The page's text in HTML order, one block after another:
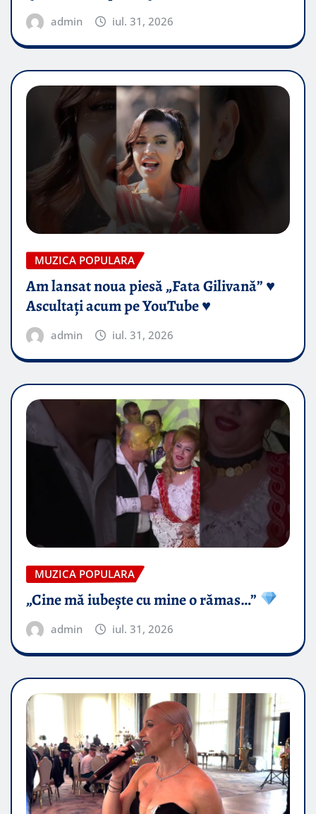
admin iul. 31, 2026
MUZICA POPULARA
Am lansat noua piesă „Fata Gilivană” ♥️
Ascultați acum pe YouTube ♥️
admin iul. 31, 2026
MUZICA POPULARA
„Cine mă iubește cu mine o rămas…”
admin iul. 31, 2026